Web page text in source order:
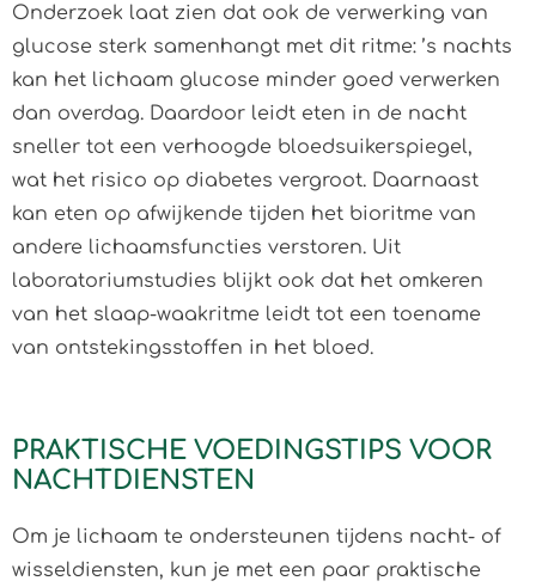
Onderzoek laat zien dat ook de verwerking van
glucose sterk samenhangt met dit ritme: ’s nachts
kan het lichaam glucose minder goed verwerken
dan overdag. Daardoor leidt eten in de nacht
sneller tot een verhoogde bloedsuikerspiegel,
wat het risico op diabetes vergroot. Daarnaast
kan eten op afwijkende tijden het bioritme van
andere lichaamsfuncties verstoren. Uit
laboratoriumstudies blijkt ook dat het omkeren
van het slaap-waakritme leidt tot een toename
van ontstekingsstoffen in het bloed.
PRAKTISCHE VOEDINGSTIPS VOOR
NACHTDIENSTEN
Om je lichaam te ondersteunen tijdens nacht- of
wisseldiensten, kun je met een paar praktische